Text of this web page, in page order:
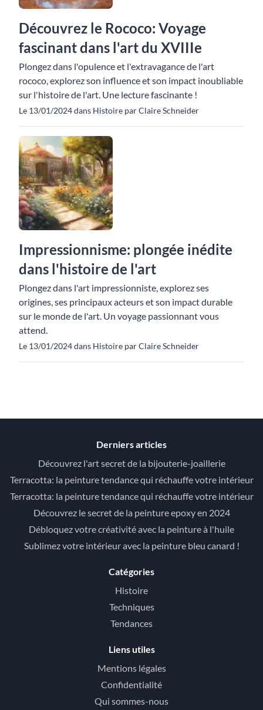
Découvrez le Rococo: Voyage
fascinant dans l'art du XVIIIe
Plongez dans l'opulence et l'extravagance de l'art
rococo, explorez son influence et son impact inoubliable
sur l'histoire de l'art. Une lecture fascinante !
Le 13/01/2024 dans Histoire par Claire Schneider
Impressionnisme: plongée inédite
dans l'histoire de l'art
Plongez dans l'art impressionniste, explorez ses
origines, ses principaux acteurs et son impact durable
sur le monde de l'art. Un voyage passionnant vous
attend.
Le 13/01/2024 dans Histoire par Claire Schneider
Derniers articles
Découvrez l'art secret de la bijouterie-joaillerie
Terracotta: la peinture tendance qui réchauffe votre intérieur
Terracotta: la peinture tendance qui réchauffe votre intérieur
Découvrez le secret de la peinture epoxy en 2024
Débloquez votre créativité avec la peinture à l'huile
Sublimez votre intérieur avec la peinture bleu canard !
Catégories
Histoire
Techniques
Tendances
Liens utiles
Mentions légales
Confidentialité
Qui sommes-nous